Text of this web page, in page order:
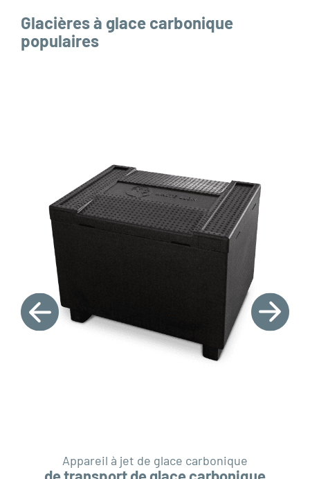
Glacières à glace carbonique
populaires
Appareil à jet de glace carbonique